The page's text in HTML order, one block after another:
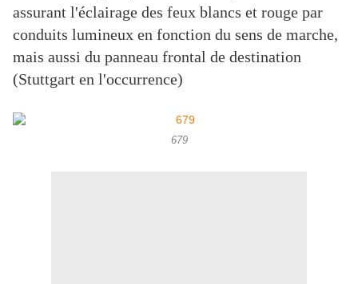
assurant l'éclairage des feux blancs et rouge par
conduits lumineux en fonction du sens de marche,
mais aussi du panneau frontal de destination
(Stuttgart en l'occurrence)
679